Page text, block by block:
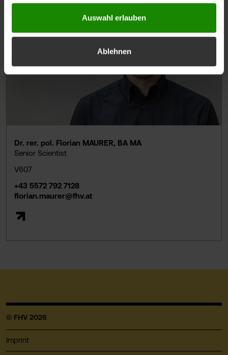
Auswahl erlauben
Ablehnen
Dr. rer. pol. Florian MAURER, BA MA
Senior Scientist
V607
+43 5572 792 7128
florian.maurer@fhv.at
© FHV 2026
Imprint